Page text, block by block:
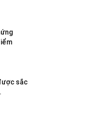
sắc